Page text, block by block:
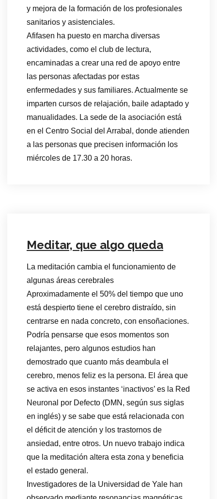
y mejora de la formación de los profesionales
sanitarios y asistenciales.
Afifasen ha puesto en marcha diversas
actividades, como el club de lectura,
encaminadas a crear una red de apoyo entre
las personas afectadas por estas
enfermedades y sus familiares. Actualmente se
imparten cursos de relajación, baile adaptado y
manualidades. La sede de la asociación está
en el Centro Social del Arrabal, donde atienden
a las personas que precisen información los
miércoles de 17.30 a 20 horas.
Meditar, que algo queda
La meditación cambia el funcionamiento de
algunas áreas cerebrales
Aproximadamente el 50% del tiempo que uno
está despierto tiene el cerebro distraído, sin
centrarse en nada concreto, con ensoñaciones.
Podría pensarse que esos momentos son
relajantes, pero algunos estudios han
demostrado que cuanto más deambula el
cerebro, menos feliz es la persona. El área que
se activa en esos instantes ‘inactivos’ es la Red
Neuronal por Defecto (DMN, según sus siglas
en inglés) y se sabe que está relacionada con
el déficit de atención y los trastornos de
ansiedad, entre otros. Un nuevo trabajo indica
que la meditación altera esta zona y beneficia
el estado general.
Investigadores de la Universidad de Yale han